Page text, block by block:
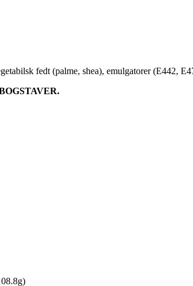
fedt (palme, shea), emulgatorer (E442,